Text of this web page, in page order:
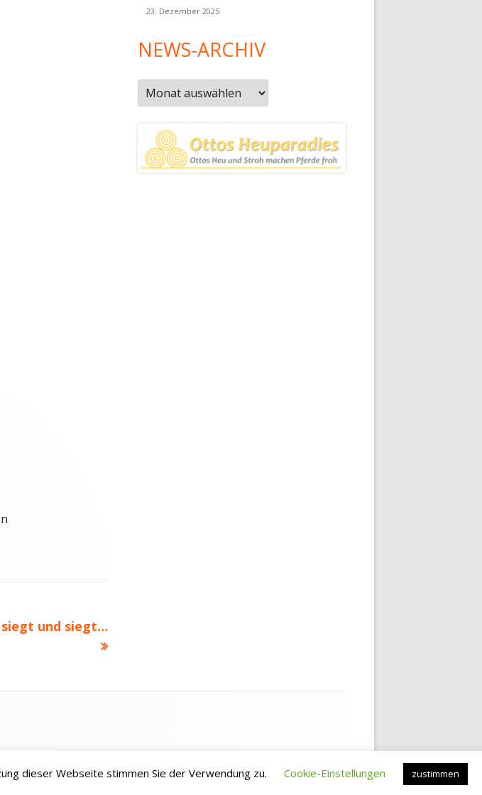
und siegt…
23. Dezember 2025
NEWS-ARCHIV
News-
Archiv
dieser Webseite stimmen Sie der Verwendung zu. Cookie-Einstellungen zustimmen